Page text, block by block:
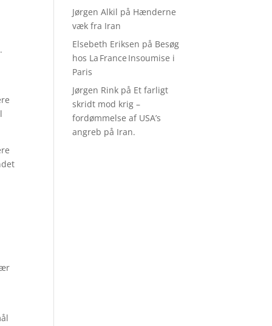
Jørgen Alkil på Hænderne
væk fra Iran
Elsebeth Eriksen på Besøg
hos La France Insoumise i
Paris
Jørgen Rink på Et farligt
skridt mod krig –
fordømmelse af USA’s
angreb på Iran.